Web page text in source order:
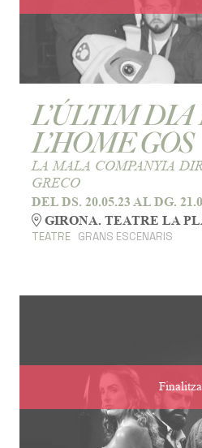
L’ÚLTIM DIA
L’HOME GOS
LA MALA COMPANYIA
GRECO
DEL DS. 20.05.23 AL DG.
GIRONA. TEATRE LA
TEATRE GRANS ESCENARIS